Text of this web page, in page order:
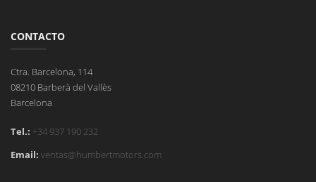
CONTACTO
Ctra. Barcelona, 114
08210 Barberà del Vallès
Barcelona
Tel.: +34 937 190 232
Email: ventas@humbertmotors.com